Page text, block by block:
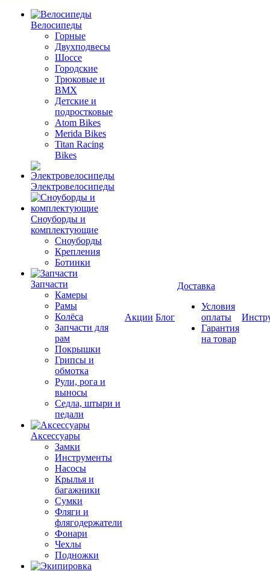
Велосипеды
Горные
Двухподвесы
Шоссе
Городские
Трюковые и
BMX
Детские и
подростковые
Atom Bikes
Merida Bikes
Titan Racing
Bikes
Электровелосипеды
Cноуборды и
комплектующие
Сноуборды
Крепления
Ботинки
Запчасти
Камеры
Рамы
Колёса
Запчасти для
рам
Покрышки
Грипсы и
обмотка
Рули, рога и
выносы
Седла, штыри и
педали
Аксессуары
Замки
Инструменты
Насосы
Крылья и
багажники
Сумки
Фляги и
флягодержатели
Фонари
Чехлы
Подножки
Акции Блог
Доставка
Условия
оплаты
Гарантия
на товар